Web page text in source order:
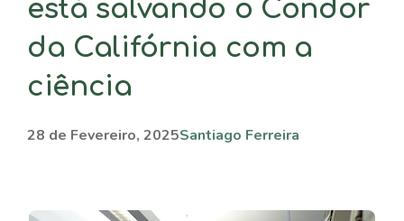
está salvando o Condor
da Califórnia com a
ciência
28 de Fevereiro, 2025Santiago Ferreira